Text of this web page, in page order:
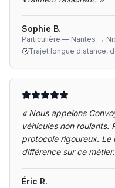
Sophie B.
Particulière — Nantes →
Trajet longue distance,
« Nous appelons
véhicules non roulants.
protocole rigoureux.
différence sur ce métier.
Éric R.